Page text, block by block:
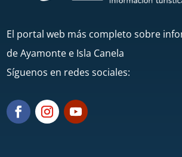
El portal web más completo sobre
de Ayamonte e Isla Canela
Síguenos en redes sociales: